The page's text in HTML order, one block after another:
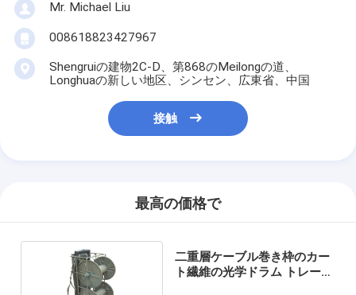
Mr. Michael Liu
008618823427967
Shengruiの建物2C-D、第868のMeilongの道、
Longhuaの新しい地区、シンセン、広東省、中国
接触
最高の価格で
二重層ケーブル巻き枠のカー
ト繊維の光学ドラム トレーラ